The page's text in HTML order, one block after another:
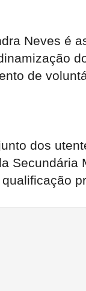
Neves é
de
dos
Secundária